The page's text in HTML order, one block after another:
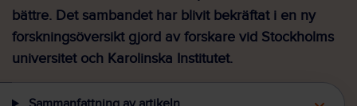
bättre. Det sambandet har blivit bekräftat i en ny
forskningsöversikt gjord av forskare vid Stockholms
universitet och Karolinska Institutet.